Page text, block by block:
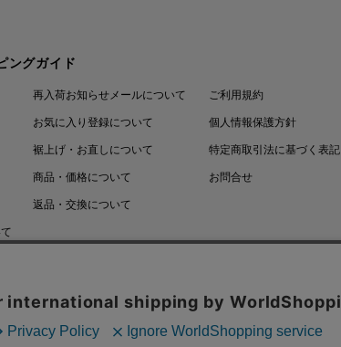
ングガイド
再入荷お知らせメールについて
お気に入り登録について
裾上げ・お直しについて
商品・価格について
返品・交換について
ご利用規約
個人情報保護方針
特定商取引法に基づく表記
お問合せ